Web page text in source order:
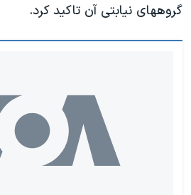
گروههای نیابتی آن تاکید کرد.